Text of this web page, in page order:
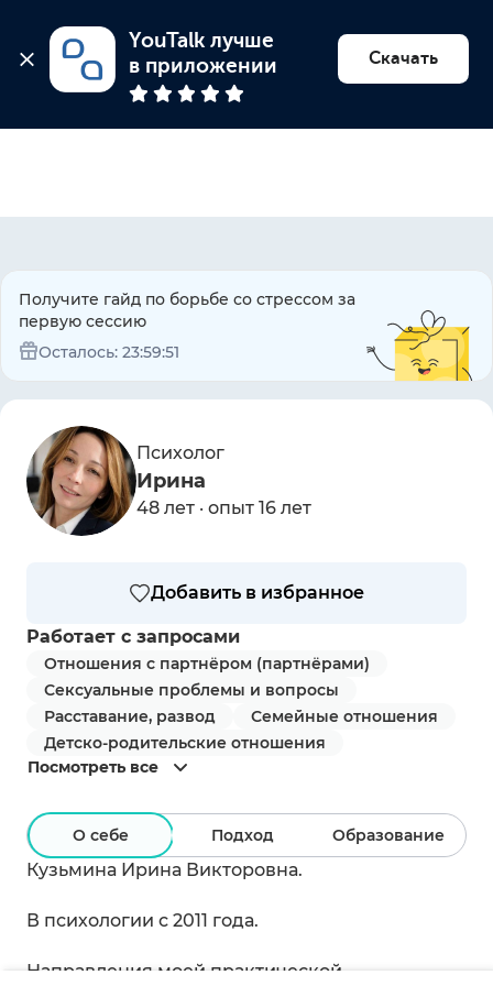
YouTalk лучше
в приложении
Скачать
Найти психолога
Получите гайд по борьбе со стрессом за
первую сессию
Осталось: 23:59:51
Психолог
Ирина
48 лет · опыт 16 лет
Добавить в избранное
Работает с запросами
Отношения с партнёром (партнёрами)
Сексуальные проблемы и вопросы
Расставание, развод
Семейные отношения
Детско-родительские отношения
Посмотреть все
О себе Подход Образование
Кузьмина Ирина Викторовна.
В психологии с 2011 года.
Направления моей практической